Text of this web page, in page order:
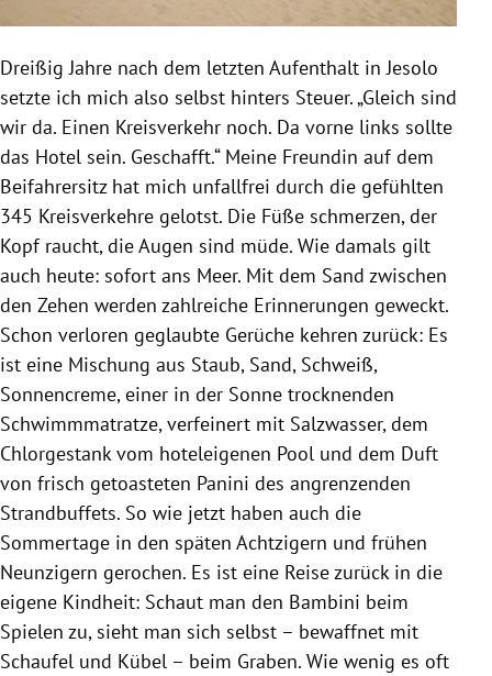
Dreißig Jahre nach dem letzten Aufenthalt in Jesolo
setzte ich mich also selbst hinters Steuer. „Gleich sind
wir da. Einen Kreisverkehr noch. Da vorne links sollte
das Hotel sein. Geschafft.“ Meine Freundin auf dem
Beifahrersitz hat mich unfallfrei durch die gefühlten
345 Kreisverkehre gelotst. Die Füße schmerzen, der
Kopf raucht, die Augen sind müde. Wie damals gilt
auch heute: sofort ans Meer. Mit dem Sand zwischen
den Zehen werden zahlreiche Erinnerungen geweckt.
Schon verloren geglaubte Gerüche kehren zurück: Es
ist eine Mischung aus Staub, Sand, Schweiß,
Sonnencreme, einer in der Sonne trocknenden
Schwimmmatratze, verfeinert mit Salzwasser, dem
Chlorgestank vom hoteleigenen Pool und dem Duft
von frisch getoasteten Panini des angrenzenden
Strandbuffets. So wie jetzt haben auch die
Sommertage in den späten Achtzigern und frühen
Neunzigern gerochen. Es ist eine Reise zurück in die
eigene Kindheit: Schaut man den Bambini beim
Spielen zu, sieht man sich selbst – bewaffnet mit
Schaufel und Kübel – beim Graben. Wie wenig es oft